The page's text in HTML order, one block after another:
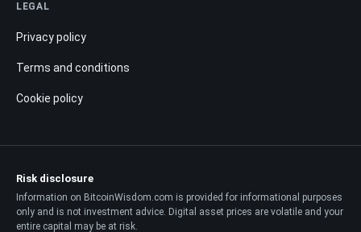
LEGAL
Privacy policy
Terms and conditions
Cookie policy
Risk disclosure
Information on BitcoinWisdom.com is provided for informational purposes
only and is not investment advice. Digital asset prices are volatile and your
entire capital may be at risk.